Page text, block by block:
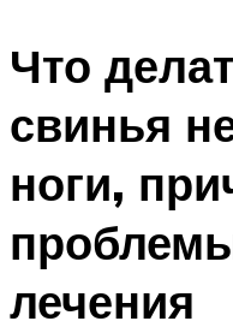
Что
свинья
ноги,
лечения